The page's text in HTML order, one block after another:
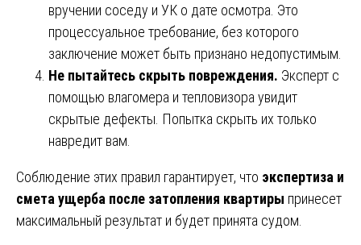
вручении соседу и УК о дате осмотра. Это
процессуальное требование, без которого
заключение может быть признано недопустимым.
Не пытайтесь скрыть повреждения. Эксперт с
помощью влагомера и тепловизора увидит
скрытые дефекты. Попытка скрыть их только
навредит вам.
Соблюдение этих правил гарантирует, что экспертиза и
смета ущерба после затопления квартиры принесет
максимальный результат и будет принята судом.